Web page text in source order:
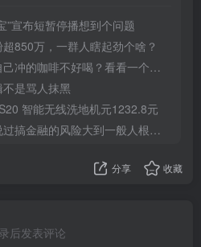
”宣布短暂停播想到个问题
850万，一群人瞎起劲个啥？
咖啡不好喝？看看一个自媒体博主的分享
是骂人抹黑
智能无线洗地机元1232.8元
金融的风险大到一般人根本承受不起
分享 收藏
后发表评论